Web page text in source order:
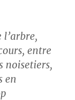
entre
noisetiers,
en